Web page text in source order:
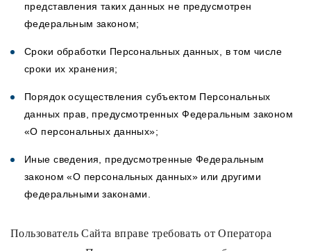
представления таких данных не предусмотрен
федеральным законом;
Сроки обработки Персональных данных, в том числе
сроки их хранения;
Порядок осуществления субъектом Персональных
данных прав, предусмотренных Федеральным законом
«О персональных данных»;
Иные сведения, предусмотренные Федеральным
законом «О персональных данных» или другими
федеральными законами.
Пользователь Сайта вправе требовать от Оператора